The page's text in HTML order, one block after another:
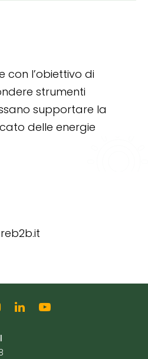
con l’obiettivo di
strumenti
supportare la
delle energie